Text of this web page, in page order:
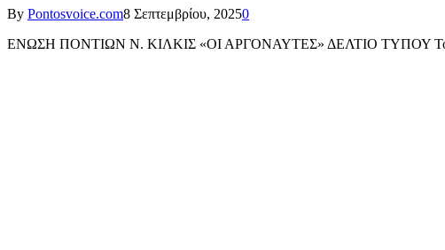
By Pontosvoice.com8 Σεπτεμβρίου, 20250
ΕΝΩΣΗ ΠΟΝΤΙΩΝ Ν. ΚΙΛΚΙΣ «ΟΙ ΑΡΓΟΝΑΥΤΕΣ» ΔΕΛΤΙΟ ΤΥΠΟΥ Το